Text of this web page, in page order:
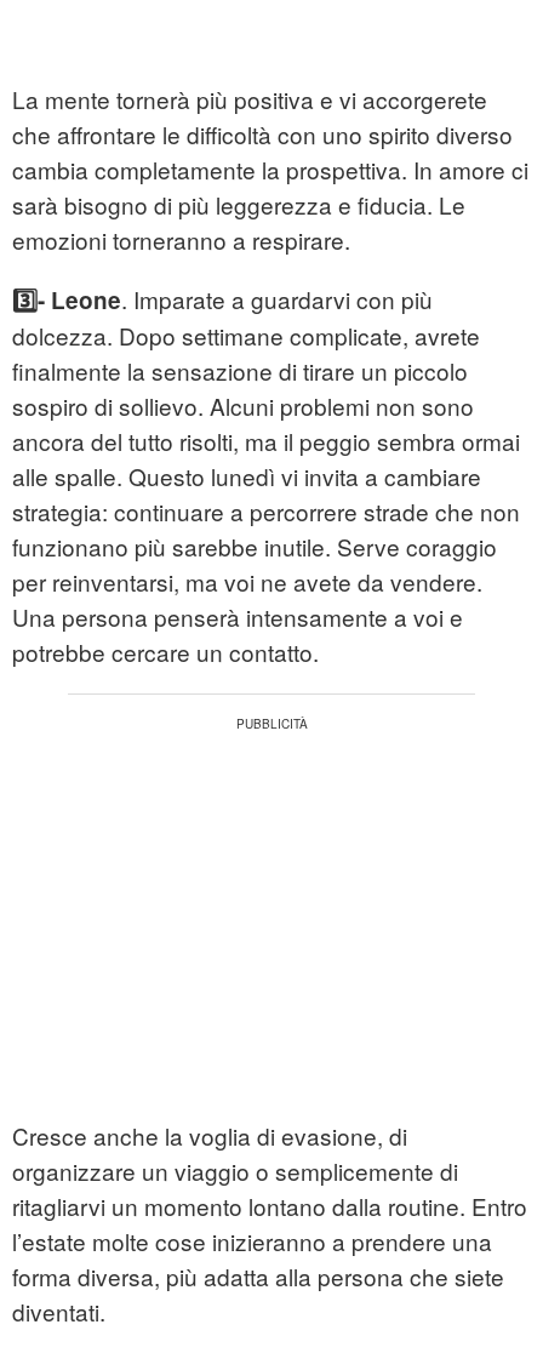
La mente tornerà più positiva e vi accorgerete
che affrontare le difficoltà con uno spirito diverso
cambia completamente la prospettiva. In amore ci
sarà bisogno di più leggerezza e fiducia. Le
emozioni torneranno a respirare.
3️⃣- Leone. Imparate a guardarvi con più
dolcezza. Dopo settimane complicate, avrete
finalmente la sensazione di tirare un piccolo
sospiro di sollievo. Alcuni problemi non sono
ancora del tutto risolti, ma il peggio sembra ormai
alle spalle. Questo lunedì vi invita a cambiare
strategia: continuare a percorrere strade che non
funzionano più sarebbe inutile. Serve coraggio
per reinventarsi, ma voi ne avete da vendere.
Una persona penserà intensamente a voi e
potrebbe cercare un contatto.
Cresce anche la voglia di evasione, di
organizzare un viaggio o semplicemente di
ritagliarvi un momento lontano dalla routine. Entro
l’estate molte cose inizieranno a prendere una
forma diversa, più adatta alla persona che siete
diventati.